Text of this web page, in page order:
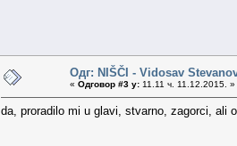
Одг: NIŠČI - Vidosav
« Одговор #3 у: 11.11 ч. 11.12.2015. »
da, proradilo mi u glavi, stvarno, zagorci,